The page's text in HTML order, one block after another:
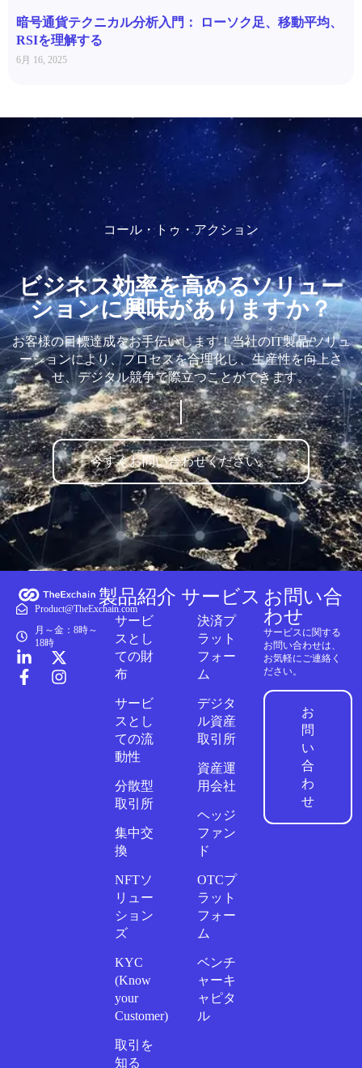
暗号通貨テクニカル分析入門： ローソク足、移動平均、
RSIを理解する
6月 16, 2025
コール・トゥ・アクション
ビジネス効率を高めるソリュー
ションに興味がありますか？
お客様の目標達成をお手伝いします！当社のIT製品/ソリュ
ーションにより、プロセスを合理化し、生産性を向上さ
せ、デジタル競争で際立つことができます。
今すぐお問い合わせください。
Product@TheExchain.com
月～金：8時～
18時
製品紹介
サービ
スとし
ての財
布
サービ
スとし
ての流
動性
分散型
取引所
集中交
換
NFTソ
リュー
ション
ズ
KYC
(Know
your
Customer)
取引を
知る
サービス
決済プ
ラット
フォー
ム
デジタ
ル資産
取引所
資産運
用会社
ヘッジ
ファン
ド
OTCプ
ラット
フォー
ム
ベンチ
ャーキ
ャピタ
ル
お問い合
わせ
サービスに関する
お問い合わせは、
お気軽にご連絡く
ださい。
お
問
い
合
わ
せ